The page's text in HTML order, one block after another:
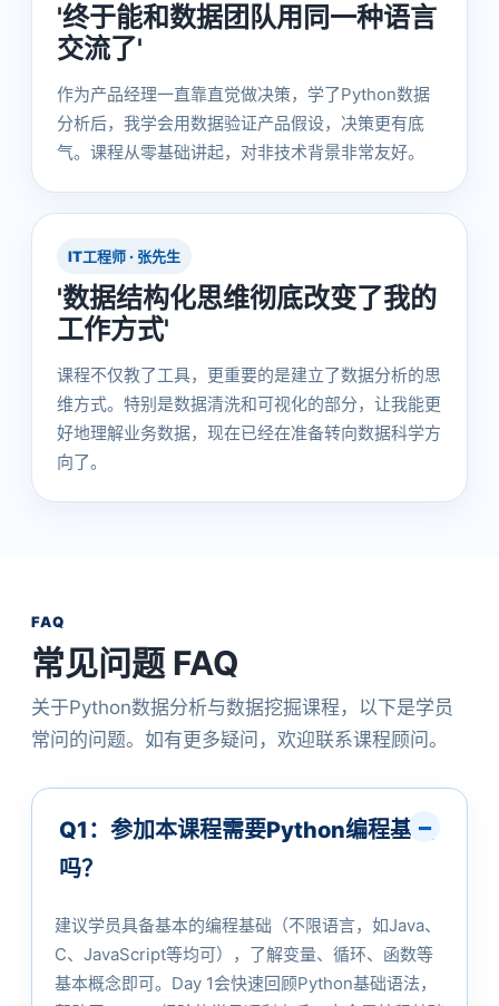
'终于能和数据团队用同一种语言
交流了'
作为产品经理一直靠直觉做决策，学了Python数据
分析后，我学会用数据验证产品假设，决策更有底
气。课程从零基础讲起，对非技术背景非常友好。
IT工程师 · 张先生
'数据结构化思维彻底改变了我的
工作方式'
课程不仅教了工具，更重要的是建立了数据分析的思
维方式。特别是数据清洗和可视化的部分，让我能更
好地理解业务数据，现在已经在准备转向数据科学方
向了。
FAQ
常见问题 FAQ
关于Python数据分析与数据挖掘课程，以下是学员
常问的问题。如有更多疑问，欢迎联系课程顾问。
Q1：参加本课程需要Python编程基础
吗？
建议学员具备基本的编程基础（不限语言，如Java、
C、JavaScript等均可），了解变量、循环、函数等
基本概念即可。Day 1会快速回顾Python基础语法，